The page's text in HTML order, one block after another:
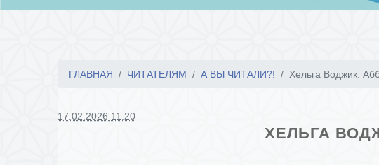
ГЛАВНАЯ ЧИТАТЕЛЯМ А ВЫ ЧИТАЛИ?! Хельга Воджик.
17.02.2026 11:20
ХЕЛЬГА